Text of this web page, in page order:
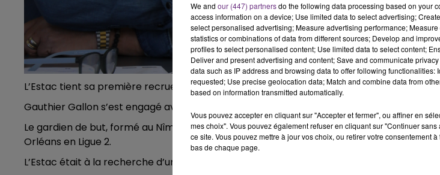
L’Estac tient sa première recrue.
Gauthier Gallon s’est engagé avec le club troyen pour les trois prochaines saisons.
Le gardien de but, formé au Nîmes Olympique, a évolué lors des deux dernières saisons
Orléans en Ligue 2.
L’Estac était à la recherche d’un gardien expérimenté après l’annonce du départ de
10h00 - 14h00
LE TICKET DE CAISSE
14h00 - 15h00
La Radio Pop
We and our (447) partnersdo the following data processing based on your
access information on a device; Use limited data to select advertising;
select personalised advertising; Measure advertising performance;
statistics or combinations of data from different sources; Develop and
profiles to select personalised content; Use limited data to select content;
Deliver and present advertising and content; Save and communicate
data such as IP address and browsing data to offer following
requested; Use precise geolocation data; Match and combine data from
based on information transmitted automatically.
Vous pouvez accepter en cliquant sur "Accepter et fermer", ou affiner en
mes choix". Vous pouvez également refuser en cliquant sur "Continuer
ce site. Vous pouvez mettre à jour vos choix, ou retirer votre consentement
bas de chaque page.